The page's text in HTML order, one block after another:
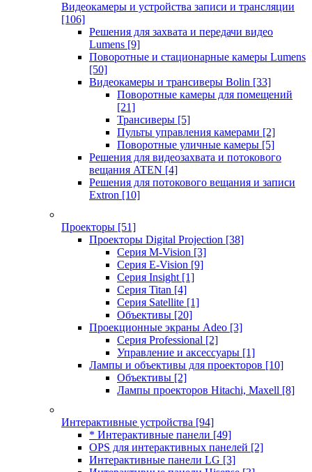
Видеокамеры и устройства записи и трансляции
[106]
Решения для захвата и передачи видео
Lumens [9]
Поворотные и стационарные камеры Lumens
[50]
Видеокамеры и трансиверы Bolin [33]
Поворотные камеры для помещений
[21]
Трансиверы [5]
Пульты управления камерами [2]
Поворотные уличные камеры [5]
Решения для видеозахвата и потокового
вещания ATEN [4]
Решения для потокового вещания и записи
Extron [10]
Проекторы [51]
Проекторы Digital Projection [38]
Серия M-Vision [3]
Серия E-Vision [9]
Серия Insight [1]
Серия Titan [4]
Серия Satellite [1]
Объективы [20]
Проекционные экраны Adeo [3]
Серия Professional [2]
Управление и аксессуары [1]
Лампы и объективы для проекторов [10]
Объективы [2]
Лампы проекторов Hitachi, Maxell [8]
Интерактивные устройства [94]
* Интерактивные панели [49]
OPS для интерактивных панелей [2]
Интерактивные панели LG [3]